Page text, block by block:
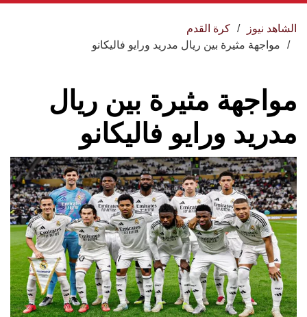
الشاهد نيوز
كرة القدم
مواجهة مثيرة بين ريال مدريد ورايو فاليكانو
مواجهة مثيرة بين ريال
مدريد ورايو فاليكانو